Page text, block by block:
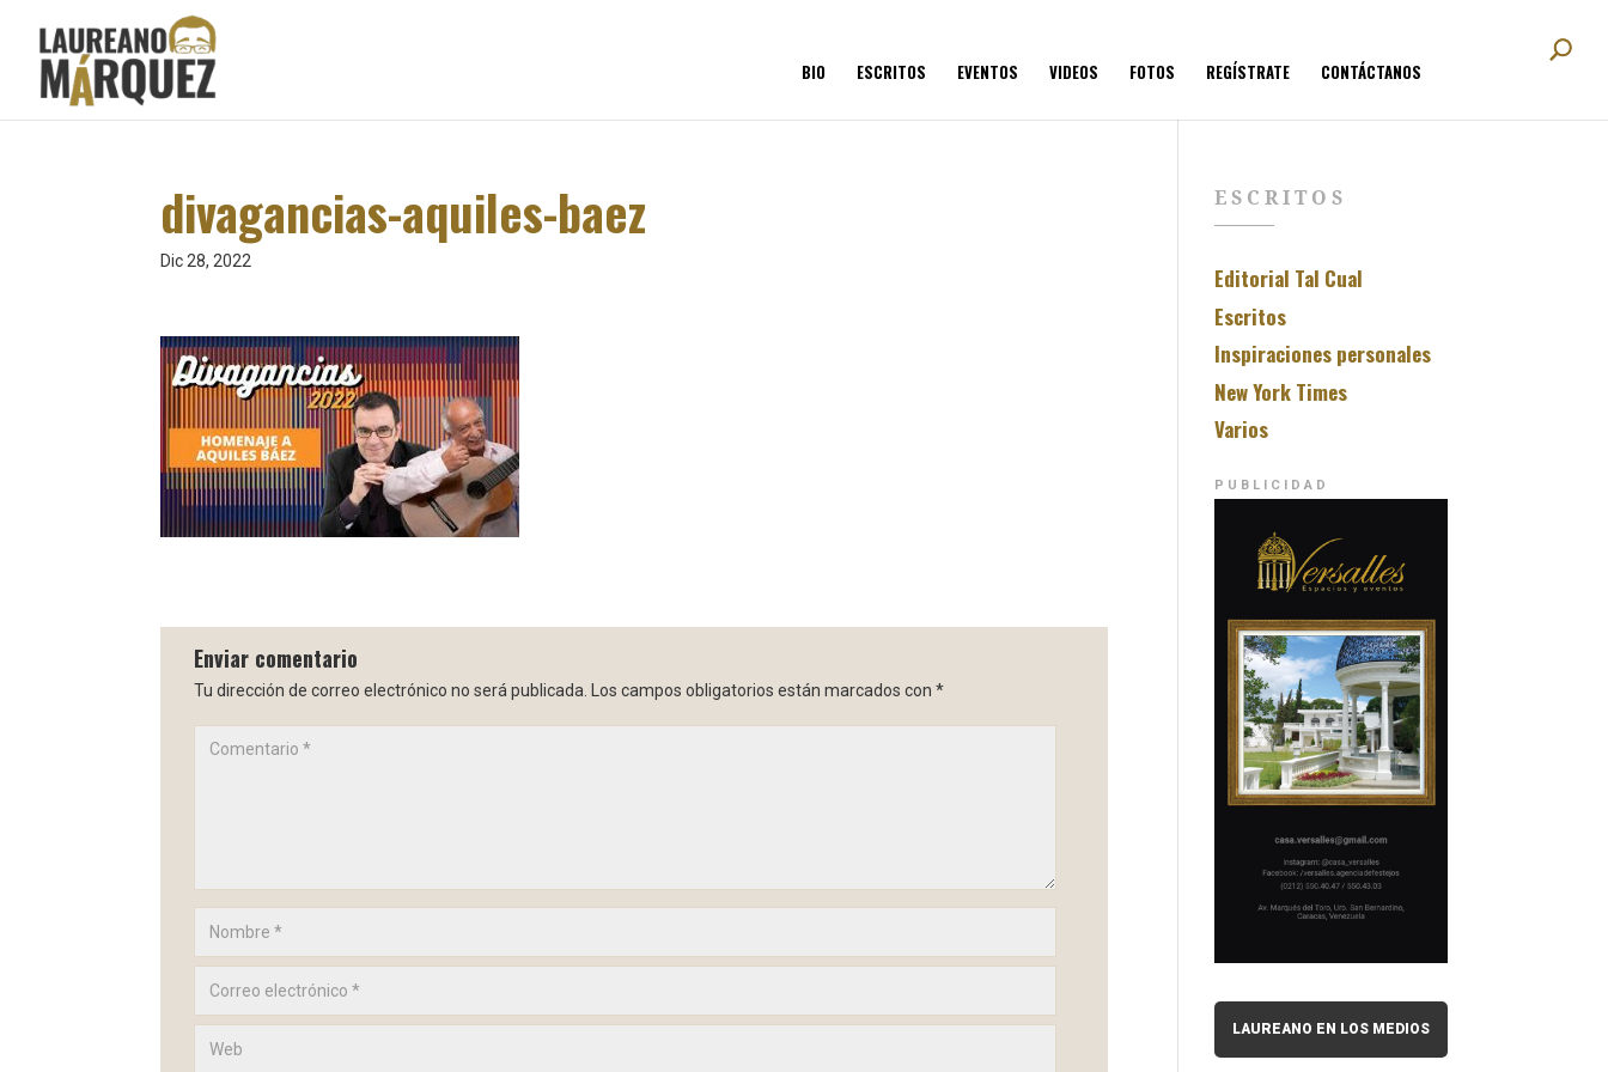
BIO ESCRITOS EVENTOS VIDEOS FOTOS REGÍSTRATE CONTÁCTANOS
divagancias-aquiles-baez
Dic 28, 2022
Enviar comentario
Tu dirección de correo electrónico no será publicada. Los campos obligatorios están marcados con*
ESCRITOS
Editorial Tal Cual
Escritos
Inspiraciones personales
New York Times
Varios
PUBLICIDAD
LAUREANO EN LOS MEDIOS